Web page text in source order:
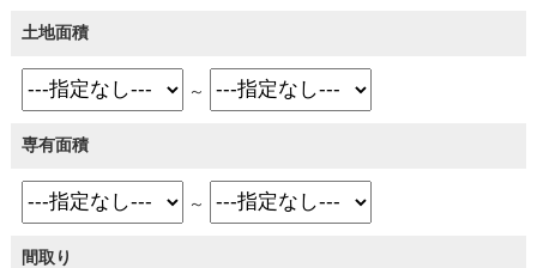
土地面積
～
専有面積
～
間取り